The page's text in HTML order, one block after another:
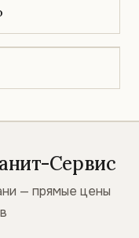
Сервис
— прямые цены